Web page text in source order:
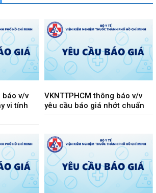
báo v/v
vi tính
VKNTTPHCM thông báo v/v
yêu cầu báo giá nhớt chuẩn